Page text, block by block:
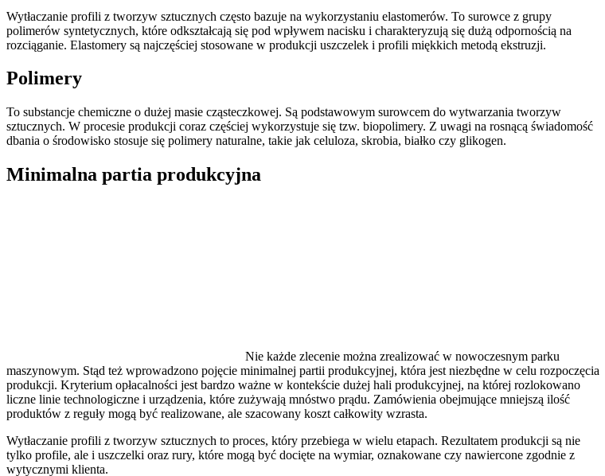
Wytłaczanie profili z tworzyw sztucznych często bazuje na wykorzystaniu elastomerów. To surowce z grupy
polimerów syntetycznych, które odkształcają się pod wpływem nacisku i charakteryzują się dużą odpornością na
rozciąganie. Elastomery są najczęściej stosowane w produkcji uszczelek i profili miękkich metodą ekstruzji.
Polimery
To substancje chemiczne o dużej masie cząsteczkowej. Są podstawowym surowcem do wytwarzania tworzyw
sztucznych. W procesie produkcji coraz częściej wykorzystuje się tzw. biopolimery. Z uwagi na rosnącą świadomość
dbania o środowisko stosuje się polimery naturalne, takie jak celuloza, skrobia, białko czy glikogen.
Minimalna partia produkcyjna
Nie każde zlecenie można zrealizować w nowoczesnym parku
maszynowym. Stąd też wprowadzono pojęcie minimalnej partii produkcyjnej, która jest niezbędne w celu rozpoczęcia
produkcji. Kryterium opłacalności jest bardzo ważne w kontekście dużej hali produkcyjnej, na której rozlokowano
liczne linie technologiczne i urządzenia, które zużywają mnóstwo prądu. Zamówienia obejmujące mniejszą ilość
produktów z reguły mogą być realizowane, ale szacowany koszt całkowity wzrasta.
Wytłaczanie profili z tworzyw sztucznych to proces, który przebiega w wielu etapach. Rezultatem produkcji są nie
tylko profile, ale i uszczelki oraz rury, które mogą być docięte na wymiar, oznakowane czy nawiercone zgodnie z
wytycznymi klienta.